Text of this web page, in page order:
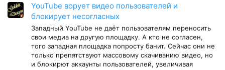
YouTube ворует видео пользователей и
блокирует несогласных
Западный YouTube не даёт пользователям переносить
свои медиа на другую площадку. А кто не согласен,
того западная площадка попросту банит. Сейчас они не
только препятствуют массовому скачиванию видео, но
и блокирют аккаунты пользователей, увеличивая